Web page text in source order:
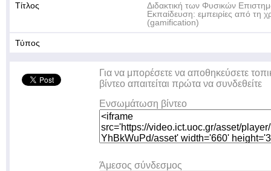
Τίτλος
Διδακτική των Φυσικών
Εκπαίδευση: εμπειρίες από τη
(gamification)
Τύπος
Για να μπορέσετε να αποθηκεύσετε
βίντεο απαιτείται πρώτα να συνδεθείτε
Ενσωμάτωση βίντεο
Άμεσος σύνδεσμος